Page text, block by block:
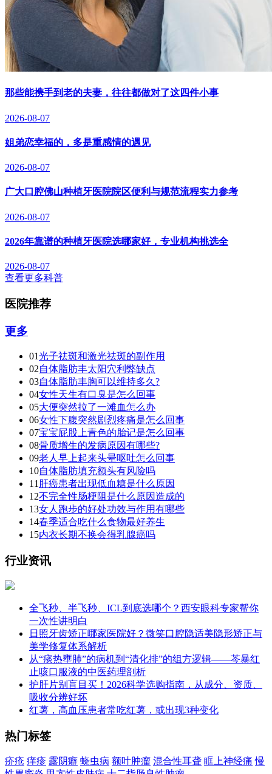
那些能携手到老的夫妻，往往都做对了这四件小事
2026-08-07
姐弟恋幸福的，多是重感情的遇见
2026-08-07
广大口腔佛山种植牙医院院区便利与规范流程实力参考
2026-08-07
2026年靠谱的种植牙医院选哪家好，专业机构挑选全
2026-08-07
查看更多科普
医院推荐
更多
01光子祛斑和激光祛斑的副作用
02自体脂肪丰太阳穴利弊缺点
03自体脂肪丰胸可以维持多久?
04女性天生有口臭是怎么回事
05大便突然拉了一滩血怎么办
06女性下腹突然剧烈疼痛是怎么回事
07宝宝屁股上青色的胎记是怎么回事
08骨质增生的发病原因有哪些?
09老人早上起来头晕呕吐怎么回事
10自体脂肪填充额头有风险吗
11 肝癌患者出现低血糖是什么原因
12不完全性肠梗阻是什么原因造成的
13女人跑步的好处功效与作用有哪些
14春季适合吃什么食物最好养生
15内衣长期不换会得乳腺癌吗
行业资讯
全飞秒、半飞秒、ICL到底选哪个？西安眼科专家帮你
一次性讲明白
日照牙齿矫正哪家医院好？微笑口腔隐适美隐形矫正与
美学修复体系解析
从“痰热壅肺”的病机到“清化排”的组方逻辑——芩暴红
止咳口服液的中医药理剖析
护肝片别盲目买！2026科学选购指南，从成分、资质、
吸收分辨好坏
红薯，高血压患者常吃红薯，或出现3种变化
热门标签
疥疮 痒疹 露阴癖 蛲虫病 额叶肿瘤 混合性耳聋 眶上神经痛 慢